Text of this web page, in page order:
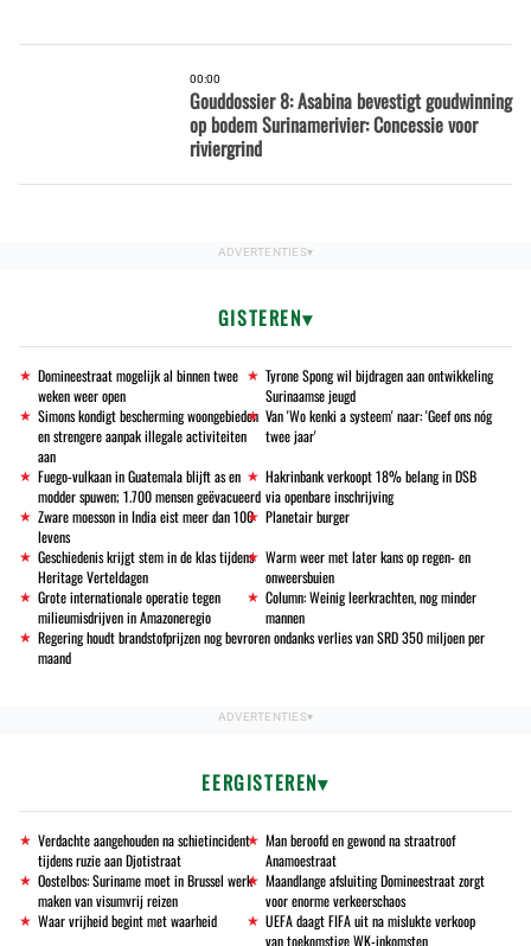
00:00
Gouddossier 8: Asabina bevestigt goudwinning
op bodem Surinamerivier: Concessie voor
riviergrind
GISTEREN
Domineestraat mogelijk al binnen twee
weken weer open
Tyrone Spong wil bijdragen aan ontwikkeling
Surinaamse jeugd
Simons kondigt bescherming woongebieden
en strengere aanpak illegale activiteiten
aan
Van 'Wo kenki a systeem' naar: 'Geef ons nóg
twee jaar'
Fuego-vulkaan in Guatemala blijft as en
modder spuwen; 1.700 mensen geëvacueerd
Hakrinbank verkoopt 18% belang in DSB
via openbare inschrijving
Zware moesson in India eist meer dan 100
levens
Planetair burger
Geschiedenis krijgt stem in de klas tijdens
Heritage Verteldagen
Warm weer met later kans op regen- en
onweersbuien
Grote internationale operatie tegen
milieumisdrijven in Amazoneregio
Column: Weinig leerkrachten, nog minder
mannen
Regering houdt brandstofprijzen nog bevroren ondanks verlies van SRD 350 miljoen per
maand
EERGISTEREN
Verdachte aangehouden na schietincident
tijdens ruzie aan Djotistraat
Man beroofd en gewond na straatroof
Anamoestraat
Oostelbos: Suriname moet in Brussel werk
maken van visumvrij reizen
Maandlange afsluiting Domineestraat zorgt
voor enorme verkeerschaos
Waar vrijheid begint met waarheid
UEFA daagt FIFA uit na mislukte verkoop
van toekomstige WK-inkomsten